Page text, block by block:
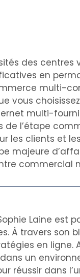
des
en
multi-
multi-
l’étape
les clients et
majeure
commercial
Laine est
À travers son
en
un
réussir dans